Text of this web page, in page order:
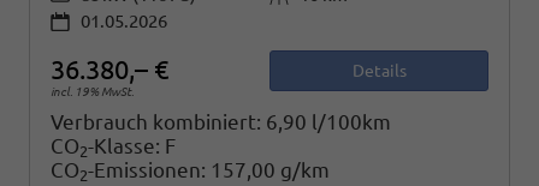
01.05.2026
36.380,– €
incl. 19% MwSt.
Details
Verbrauch kombiniert: 6,90 l/100km
CO2-Klasse: F
CO2-Emissionen: 157,00 g/km